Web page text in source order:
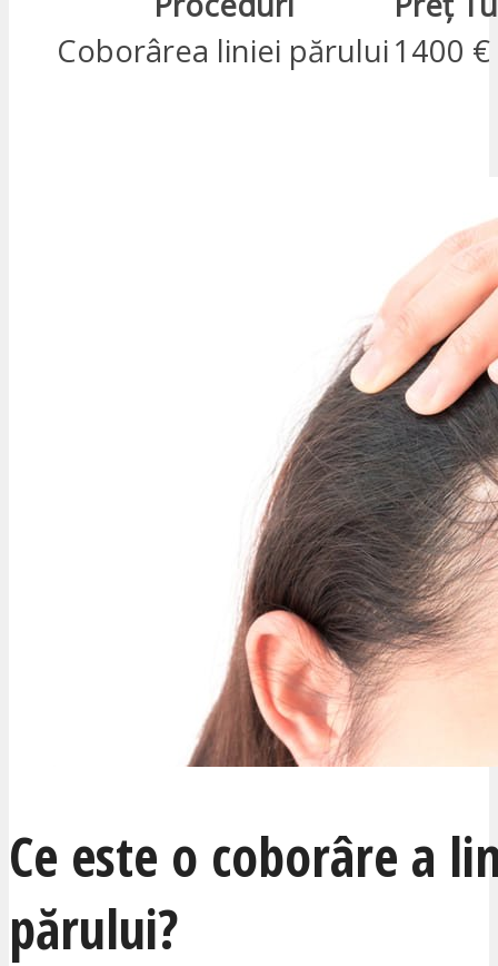
Coborârea liniei părului1400 €
Ce este o coborâre a
părului?